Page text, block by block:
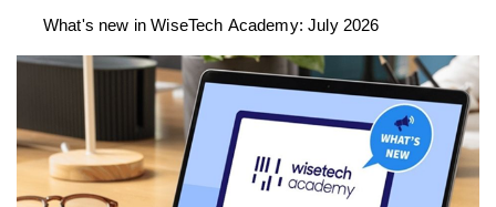
What's new in WiseTech Academy: July 2026